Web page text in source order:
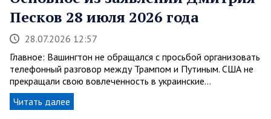
Песков 28 июля 2026 года
28.07.2026 12:57
Главное: Вашингтон не обращался с просьбой организовать
телефонный разговор между Трампом и Путиным. США не
прекращали свою вовлеченность в украинские…
Читать далее